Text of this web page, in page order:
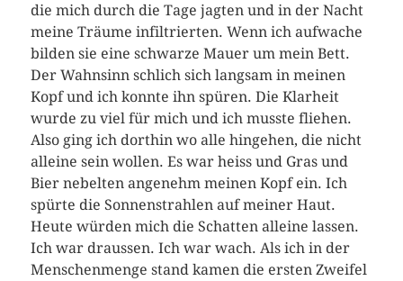
die mich durch die Tage jagten und in der Nacht
meine Träume infiltrierten. Wenn ich aufwache
bilden sie eine schwarze Mauer um mein Bett.
Der Wahnsinn schlich sich langsam in meinen
Kopf und ich konnte ihn spüren. Die Klarheit
wurde zu viel für mich und ich musste fliehen.
Also ging ich dorthin wo alle hingehen, die nicht
alleine sein wollen. Es war heiss und Gras und
Bier nebelten angenehm meinen Kopf ein. Ich
spürte die Sonnenstrahlen auf meiner Haut.
Heute würden mich die Schatten alleine lassen.
Ich war draussen. Ich war wach. Als ich in der
Menschenmenge stand kamen die ersten Zweifel